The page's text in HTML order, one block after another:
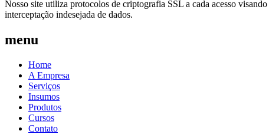
Nosso site utiliza protocolos de criptografia SSL a cada acesso
interceptação indesejada de dados.
menu
Home
A Empresa
Serviços
Insumos
Produtos
Cursos
Contato